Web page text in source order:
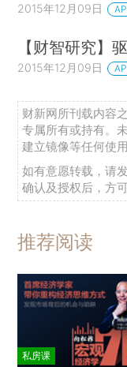
2015年12月09日
【财智研究】
2015年12月09日
财新网所刊载内容
专属所有或持有。
建立镜像等任何使用
如有意愿转载，请
确认及授权后，方可
推荐阅读
私房课